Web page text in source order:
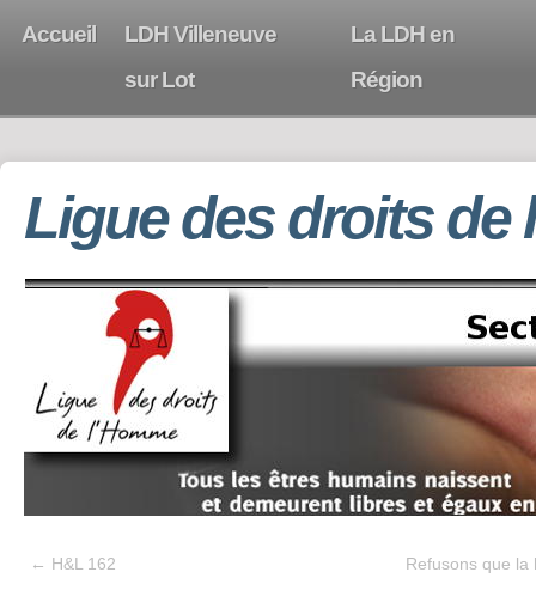
Accueil
LDH Villeneuve
sur Lot
La LDH en
Région
Ligue des droits de
← H&L 162 Refusons que